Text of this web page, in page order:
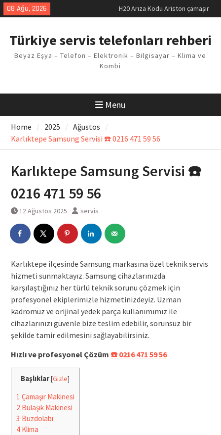
Skip
to
08 Ağu, 2026
LG kombi E2 Arızası Çözümü
Vaillant çamaşır makinesi E03
Arıza Kodu
Ferroli klima E3 Arızası Çözümü
Türkiye servis telefonları rehberi
Beyaz Eşya – Telefon – Elektronik – Bilgisayar – Klima ve
Kombi
Menu
Home 2025
Ağustos
Karlıktepe Samsung Servisi ☎️ 0216 471 59 56
Karlıktepe Samsung Servisi ☎️
0216 471 59 56
12 Ağustos 2025 servis
Karlıktepe ilçesinde Samsung markasına özel teknik servis
hizmeti sunmaktayız. Samsung cihazlarınızda
karşılaştığınız her türlü teknik sorunu çözmek için
profesyonel ekiplerimizle hizmetinizdeyiz. Uzman
kadromuz ve orijinal yedek parça kullanımımız ile
cihazlarınızı güvenle bize teslim edebilir, sorunsuz bir
şekilde tamir edilmesini sağlayabilirsiniz.
Hızlı ve profesyonel Çözüm ☎️ 0216 471 59 56
Başlıklar[Gizle]
1 Çamaşır Makinesi
2 Bulaşık Makinesi
3 Buzdolabı
4Klima